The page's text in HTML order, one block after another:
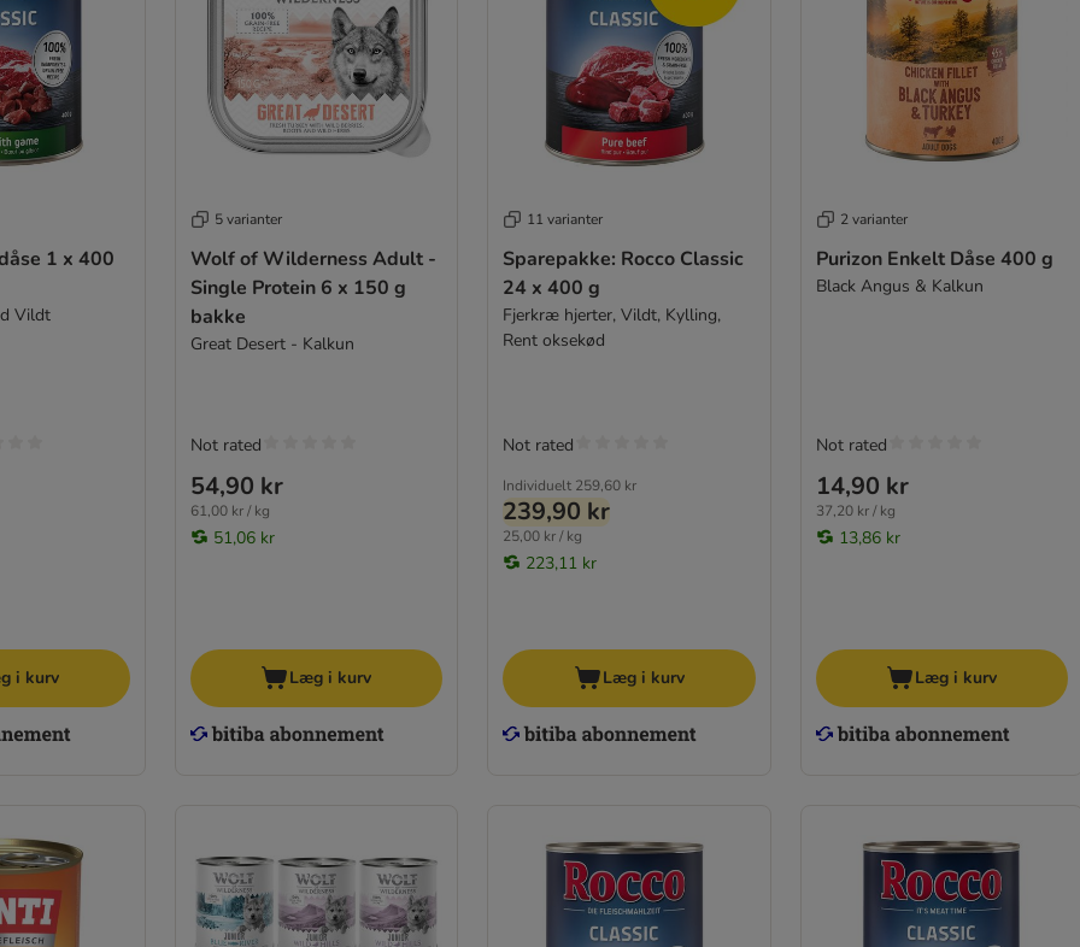
1 x 400
Vildt
i kurv
5 varianter
Wolf of Wilderness Adult -
Single Protein 6 x 150 g
bakke
Great Desert - Kalkun
54,90 kr
61,00 kr / kg
51,06 kr
Not rated
Læg i kurv
11 varianter
Sparepakke: Rocco Classic
24 x 400 g
Fjerkræ hjerter, Vildt, Kylling,
Rent oksekød
Individuelt 259,60 kr
239,90 kr
25,00 kr / kg
223,11 kr
Not rated
Læg i kurv
2 varianter
Purizon Enkelt Dåse 400 g
Black Angus & Kalkun
14,90 kr
37,20 kr / kg
13,86 kr
Not rated
Læg i kurv